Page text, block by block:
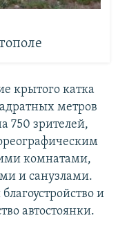
крытого катка
метров
750 зрителей,
комнатами,
и санузлами.
и
автостоянки.